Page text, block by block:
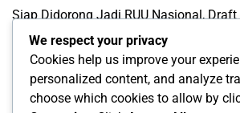
Siap Didorong Jadi RUU Nasional, Draft
LGBTQ+ Karawang Diterima Ust. Roinul
Wujud Kontribusi Karawang: Cetuskan
L68TQ+ Hingga Tingkat Pusat
We respect your privacy
Cookies help us improve your
personalized content, and analyze
choose which cookies to allow by